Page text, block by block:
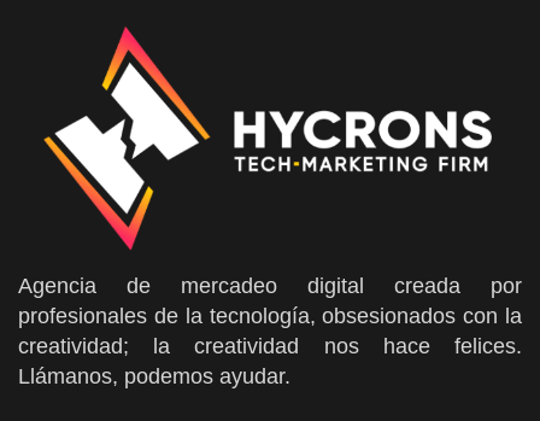
Agencia de mercadeo digital creada por
profesionales de la tecnología, obsesionados con la
creatividad; la creatividad nos hace felices.
Llámanos, podemos ayudar.